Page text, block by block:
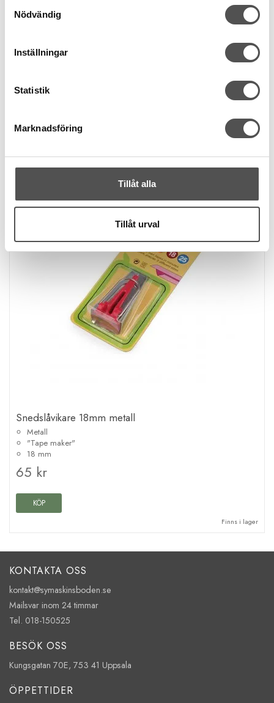
Nödvändig
Inställningar
Statistik
Marknadsföring
Tillåt alla
Tillåt urval
Metall
"Tape maker"
59 kr
Finns i lager
Snedslåvikare 18mm metall
Metall
"Tape maker"
18 mm
65 kr
KÖP
Finns i lager
KONTAKTA OSS
kontakt@symaskinsboden.se
Mailsvar inom 24 timmar
Tel. 018-150525
BESÖK OSS
Kungsgatan 70E, 753 41 Uppsala
ÖPPETTIDER